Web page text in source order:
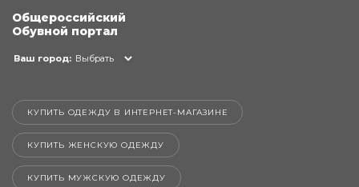
Общероссийский
Обувной портал
Ваш город: Выбрать
КУПИТЬ ОДЕЖДУ В ИНТЕРНЕТ-МАГАЗИНЕ
КУПИТЬ ЖЕНСКУЮ ОДЕЖДУ
КУПИТЬ МУЖСКУЮ ОДЕЖДУ